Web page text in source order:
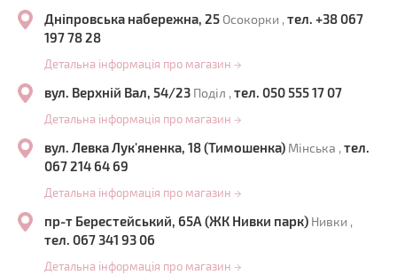
Дніпровська набережна, 25 Осокорки , тел. +38 067
197 78 28
Детальна інформація про магазин →
вул. Верхній Вал, 54/23 Поділ , тел. 050 555 17 07
Детальна інформація про магазин →
вул. Левка Лук'яненка, 18 (Тимошенка) Мінська , тел.
067 214 64 69
Детальна інформація про магазин →
пр-т Берестейський, 65А (ЖК Нивки парк) Нивки ,
тел. 067 341 93 06
Детальна інформація про магазин →